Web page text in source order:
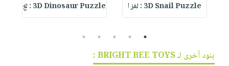
3D Snail Puzzle : لغز ا 3D Dinosaur Puzzle : لغ
1
2
3
4
5
بنود أخرى لـ BRIGHT BEE TOYS :